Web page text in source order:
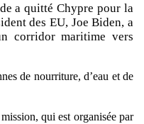
a quitté Chypre pour la
des EU, Joe Biden, a
corridor maritime vers
de nourriture, d’eau et de
qui est organisée par